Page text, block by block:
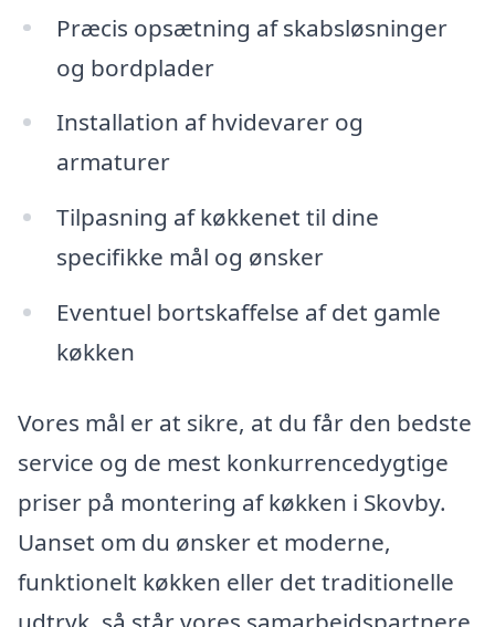
Præcis opsætning af skabsløsninger
og bordplader
Installation af hvidevarer og
armaturer
Tilpasning af køkkenet til dine
specifikke mål og ønsker
Eventuel bortskaffelse af det gamle
køkken
Vores mål er at sikre, at du får den bedste
service og de mest konkurrencedygtige
priser på montering af køkken i Skovby.
Uanset om du ønsker et moderne,
funktionelt køkken eller det traditionelle